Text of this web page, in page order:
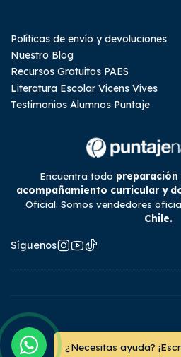
Políticas de envío y devoluciones
Nuestro Blog
Recursos Gratuitos PAES
Literatura Escolar Vicens Vives
Testimonios Alumnos Puntaje
Encuentra todo preparación
acompañamiento curricular y
Oficial. Somos vendedores
Chile.
Síguenos
2026 Tienda
Todos los derechos
¿Necesitas ayuda?